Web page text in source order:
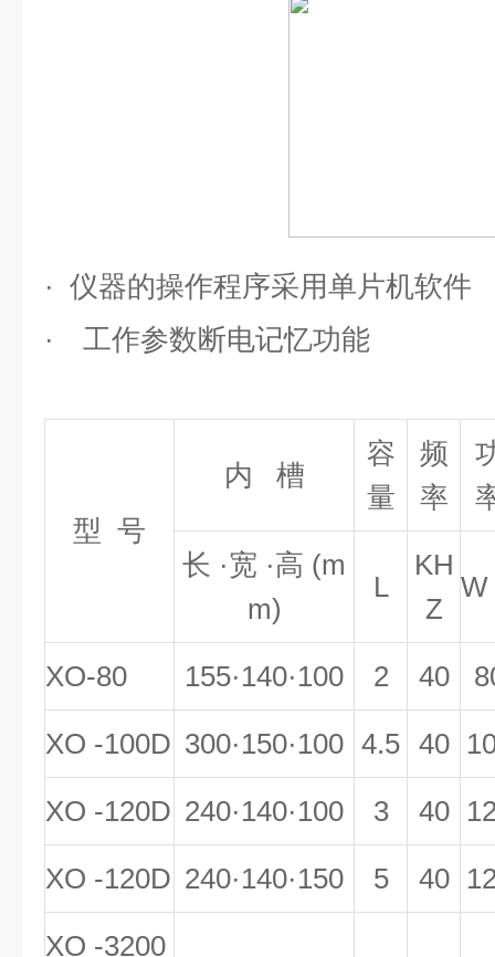
· 仪器的操作程序采用单片机软件
· 工作参数断电记忆功能
型 号
内 槽
容
量
频
率
长 ·宽 ·高 (m
m)
L
KH
Z
W
XO-80 155·140·100 2 40
XO -100D 300·150·100 4.5 40
XO -120D 240·140·100 3 40
XO -120D 240·140·150 5 40
XO -3200